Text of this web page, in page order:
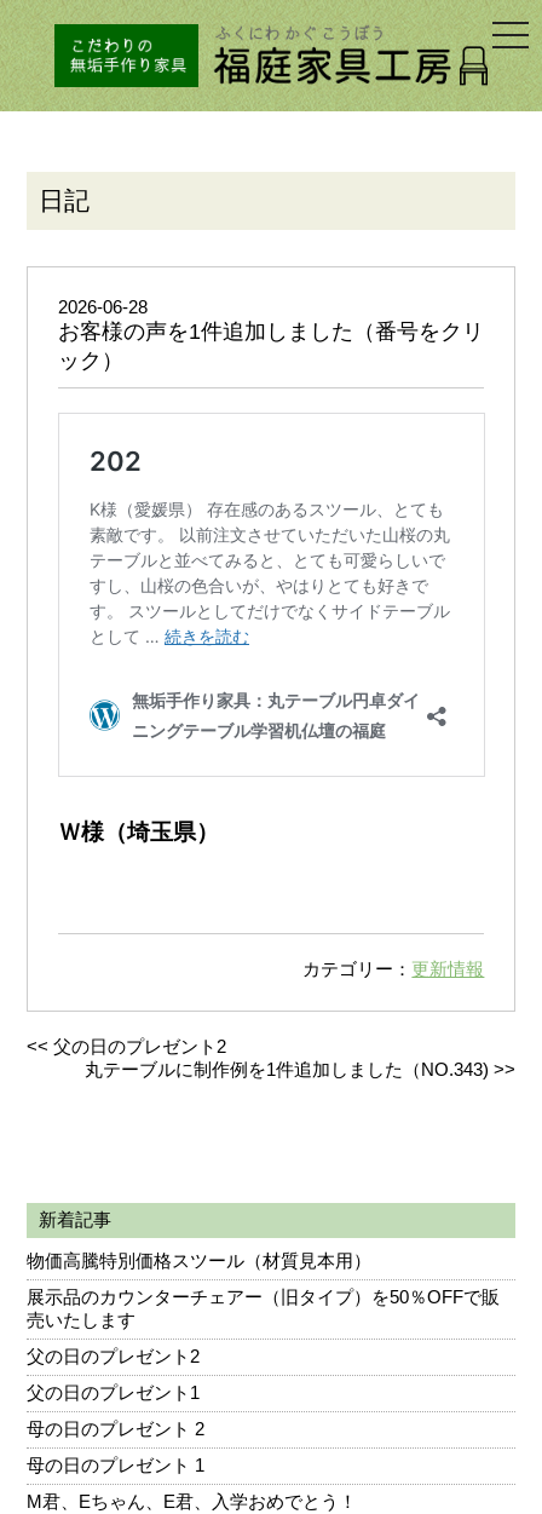
日記
2026-06-28
お客様の声を1件追加しました（番号をクリ
ック）
Ｗ様（埼玉県）
カテゴリー： 更新情報
<<父の日のプレゼント2
丸テーブルに制作例を1件追加しました（NO.343) >>
新着記事
物価高騰特別価格スツール（材質見本用）
展示品のカウンターチェアー（旧タイプ）を50％OFFで販
売いたします
父の日のプレゼント2
父の日のプレゼント1
母の日のプレゼント 2
母の日のプレゼント 1
M君、Eちゃん、E君、入学おめでとう！